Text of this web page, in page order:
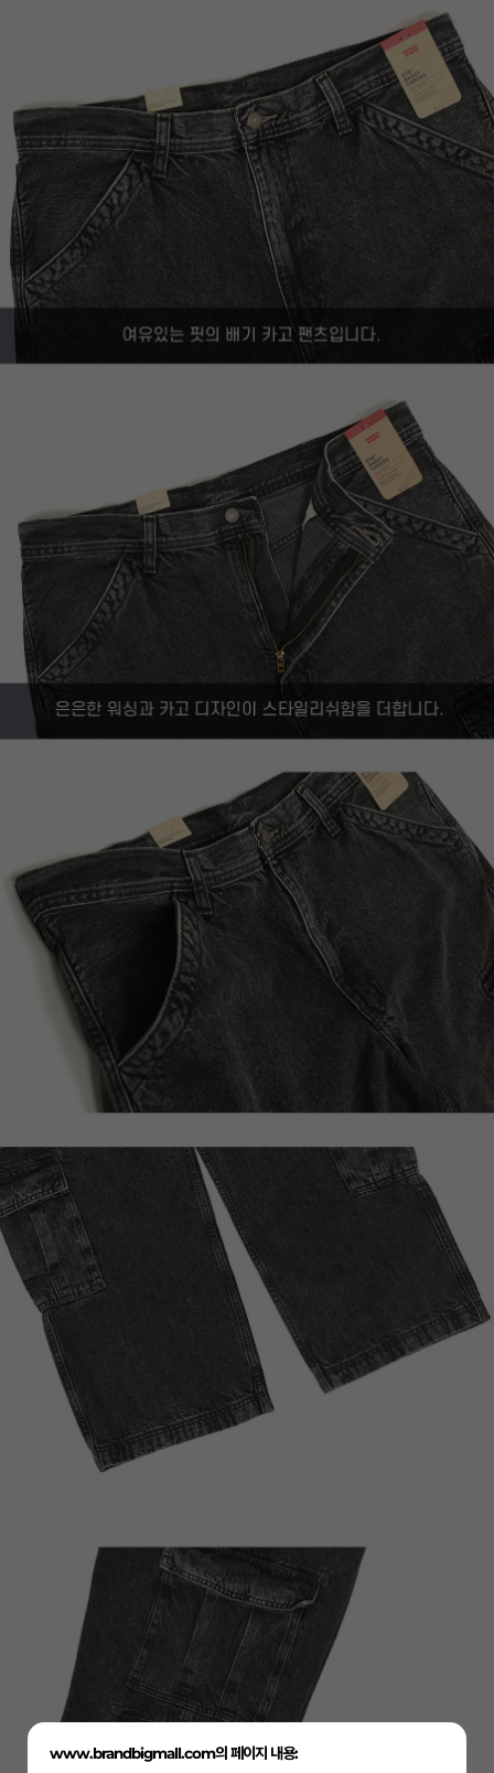
www.brandbigmall.com의 페이지 내용: